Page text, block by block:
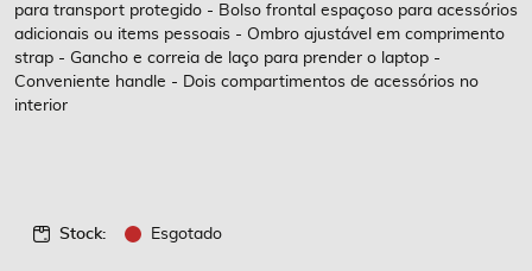
imagens
para transport protegido - Bolso frontal espaçoso para acessórios
adicionais ou items pessoais - Ombro ajustável em comprimento
strap - Gancho e correia de laço para prender o laptop -
Conveniente handle - Dois compartimentos de acessórios no
interior
Stock: Esgotado